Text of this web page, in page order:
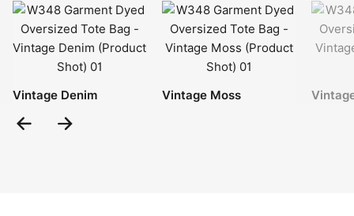
Vintage Denim Vintage Moss
Previous